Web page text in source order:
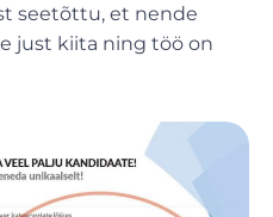
seetõttu, et nende
just kiita ning töö on